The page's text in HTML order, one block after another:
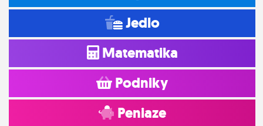
Jedlo
Matematika
Podniky
Peniaze